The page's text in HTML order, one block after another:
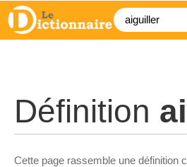
Définition
Cette page rassemble une définition